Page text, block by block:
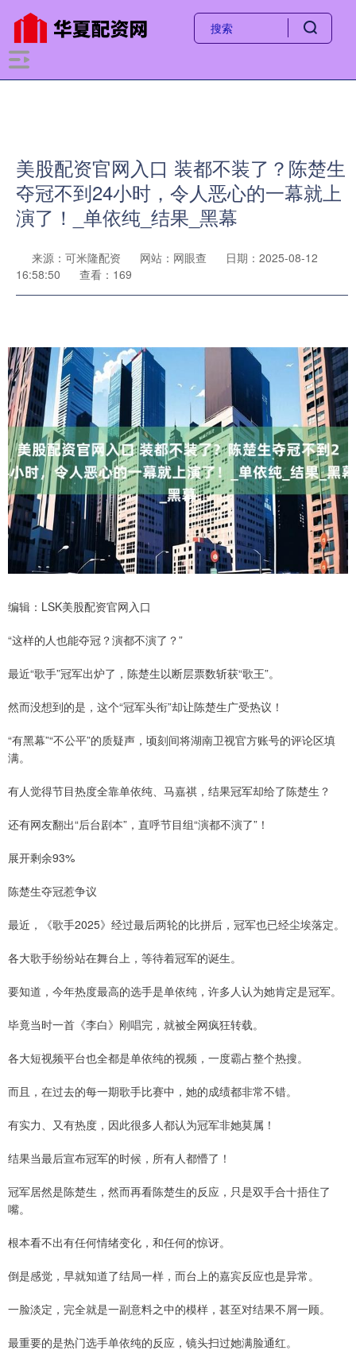
美股配资官网入口 装都不装了？陈楚生
夺冠不到24小时，令人恶心的一幕就上
演了！_单依纯_结果_黑幕
来源：可米隆配资 网站：网眼查
日期：2025-08-12
16:58:50
查看：169
编辑：LSK美股配资官网入口
“这样的人也能夺冠？演都不演了？”
最近“歌手”冠军出炉了，陈楚生以断层票数斩获“歌王”。
然而没想到的是，这个“冠军头衔”却让陈楚生广受热议！
“有黑幕”“不公平”的质疑声，顷刻间将湖南卫视官方账号的评论区填
满。
有人觉得节目热度全靠单依纯、马嘉祺，结果冠军却给了陈楚生？
还有网友翻出“后台剧本”，直呼节目组“演都不演了”！
展开剩余93%
陈楚生夺冠惹争议
最近，《歌手2025》经过最后两轮的比拼后，冠军也已经尘埃落定。
各大歌手纷纷站在舞台上，等待着冠军的诞生。
要知道，今年热度最高的选手是单依纯，许多人认为她肯定是冠军。
毕竟当时一首《李白》刚唱完，就被全网疯狂转载。
各大短视频平台也全都是单依纯的视频，一度霸占整个热搜。
而且，在过去的每一期歌手比赛中，她的成绩都非常不错。
有实力、又有热度，因此很多人都认为冠军非她莫属！
结果当最后宣布冠军的时候，所有人都懵了！
冠军居然是陈楚生，然而再看陈楚生的反应，只是双手合十捂住了
嘴。
根本看不出有任何情绪变化，和任何的惊讶。
倒是感觉，早就知道了结局一样，而台上的嘉宾反应也是异常。
一脸淡定，完全就是一副意料之中的模样，甚至对结果不屑一顾。
最重要的是热门选手单依纯的反应，镜头扫过她满脸通红。